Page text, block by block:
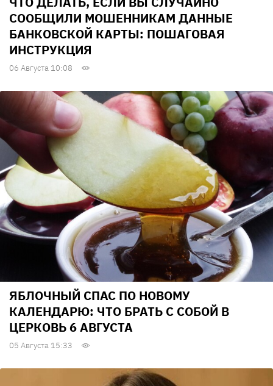
СООБЩИЛИ МОШЕННИКАМ ДАННЫЕ
БАНКОВСКОЙ КАРТЫ: ПОШАГОВАЯ
ИНСТРУКЦИЯ
06 Августа 10:08
ЯБЛОЧНЫЙ СПАС ПО НОВОМУ
КАЛЕНДАРЮ: ЧТО БРАТЬ С СОБОЙ В
ЦЕРКОВЬ 6 АВГУСТА
05 Августа 15:33